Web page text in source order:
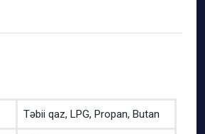
Təbii qaz, LPG, Propan, Butan